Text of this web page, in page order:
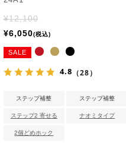
¥12,100
¥6,050 税込
SALE
4.8 （28）
ステップ補整 ステップ補整
ステップ2 寄せる ナオミタイプ
2個どめホック